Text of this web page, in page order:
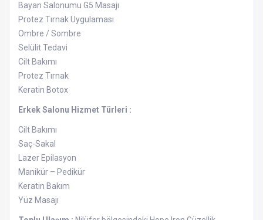
Bayan Salonumu G5 Masajı
Protez Tırnak Uygulaması
Ombre / Sombre
Selülit Tedavi
Cilt Bakımı
Protez Tırnak
Keratin Botox
Erkek Salonu Hizmet Türleri :
Cilt Bakımı
Saç-Sakal
Lazer Epilasyon
Manikür – Pedikür
Keratin Bakım
Yüz Masajı